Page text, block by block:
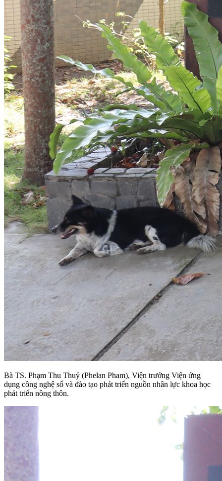
Bà TS. Phạm Thu Thuỷ (Phelan Pham), Viện trưởng Viện ứng
dụng công nghệ số và đào tạo phát triển nguồn nhân lực khoa học
phát triển nông thôn.